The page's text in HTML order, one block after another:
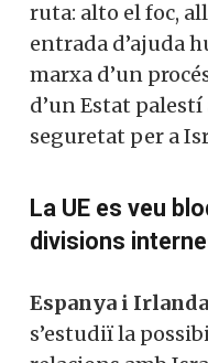
PIB en defensa,
declarat el
Boris Pistorius.
La invasió
un ampli
ruta: alto el foc,
posada en marxa
l’establiment